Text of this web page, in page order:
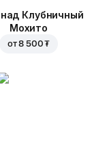
Клубничный
Мохито
от8 500 ₮